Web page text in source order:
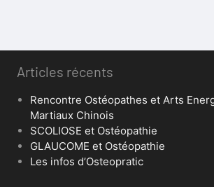
Articles récents
Rencontre Ostéopathes et Arts
Martiaux Chinois
SCOLIOSE et Ostéopathie
GLAUCOME et Ostéopathie
Les infos d’Osteopratic